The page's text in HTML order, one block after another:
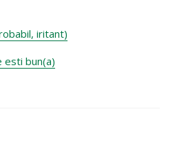
iritant)
esti bun(a)